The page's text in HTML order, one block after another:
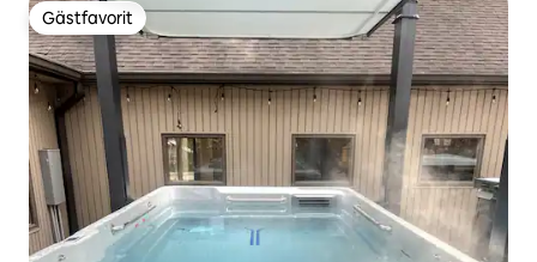
Gästfavorit
Gästfavorit